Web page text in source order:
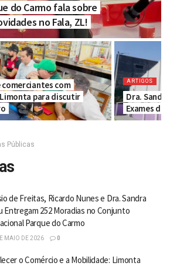
do Carmo fala sobre
no Fala, ZL!
comerciantes com
para discutir
ARTIGOS
Dra.
Exames da
Públicas
de Freitas, Ricardo Nunes e Dra. Sandra
Entregam 252 Moradias no Conjunto
Parque do Carmo
MAIO DE 2026 0
o Comércio e a Mobilidade: Limonta